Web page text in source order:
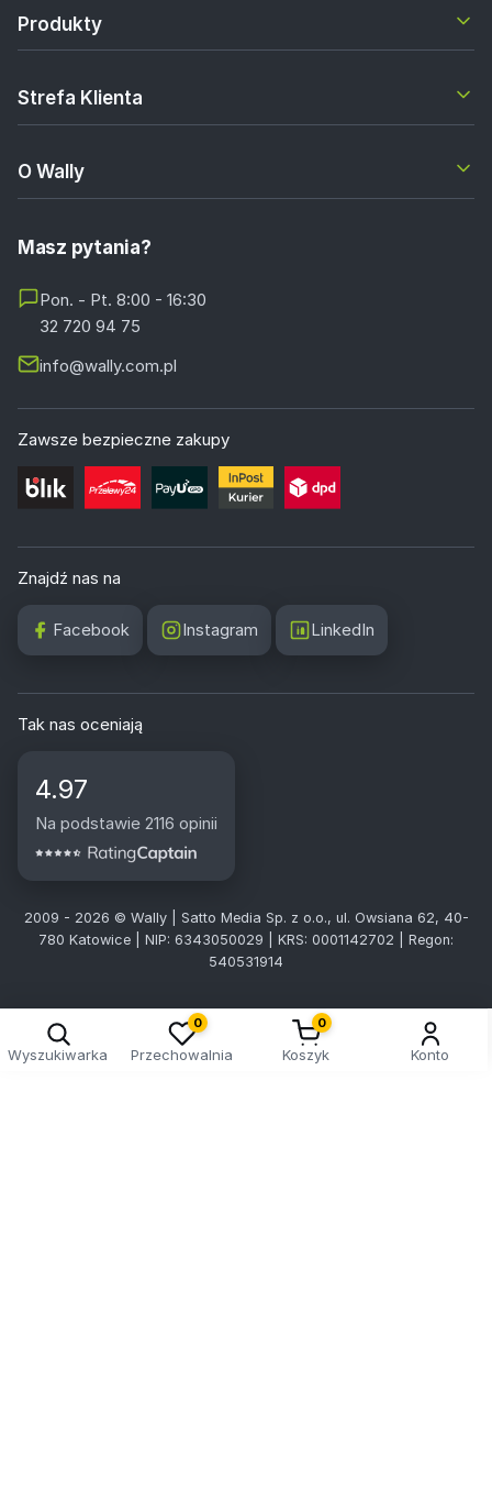
Produkty
Strefa Klienta
O Wally
Masz pytania?
Pon. - Pt. 8:00 - 16:30
32 720 94 75
info@wally.com.pl
Zawsze bezpieczne zakupy
Znajdź nas na
Facebook Instagram LinkedIn
Tak nas oceniają
4.97
Na podstawie 2116 opinii
2009 - 2026 © Wally | Satto Media Sp. z o.o., ul. Owsiana 62, 40-
780 Katowice | NIP: 6343050029 | KRS: 0001142702 | Regon:
540531914
Wyszukiwarka
0
Przechowalnia
0
Koszyk Konto